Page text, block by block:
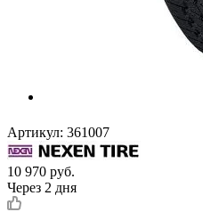
Артикул: 361007
10 970 руб.
Через 2 дня